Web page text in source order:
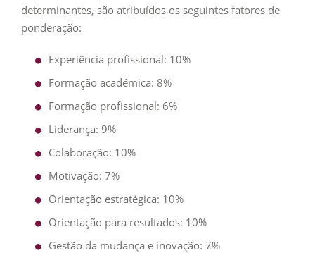
determinantes, são atribuídos os seguintes fatores de
ponderação:
Experiência profissional: 10%
Formação académica: 8%
Formação profissional: 6%
Liderança: 9%
Colaboração: 10%
Motivação: 7%
Orientação estratégica: 10%
Orientação para resultados: 10%
Gestão da mudança e inovação: 7%